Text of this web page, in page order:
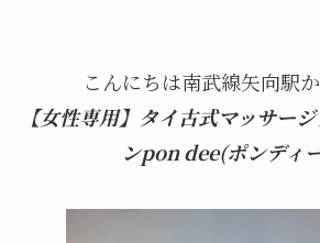
こんにちは南武線矢向駅
【女性専用】タイ古式マッサー
ンpon dee(ポンディ